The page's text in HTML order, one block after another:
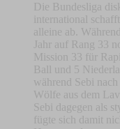
Die Bundesliga
international
alleine ab.
Jahr auf Rang 33
Mission 33 für
Ball und 5
während Sebi
Wölfe aus dem
Sebi dagegen als
fügte sich damit